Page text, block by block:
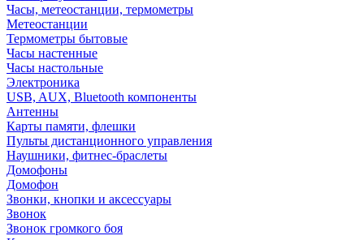
Часы, метеостанции, термометры
Метеостанции
Термометры бытовые
Часы настенные
Часы настольные
Электроника
USB, AUX, Bluetooth компоненты
Антенны
Карты памяти, флешки
Пульты дистанционного управления
Наушники, фитнес-браслеты
Домофоны
Домофон
Звонки, кнопки и аксессуары
Звонок
Звонок громкого боя